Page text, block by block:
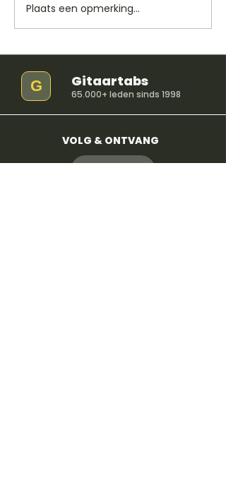
Media player spelen
en pauzeren
Plaats een opmerking...
G Gitaartabs
65.000+ leden sinds 1998
VOLG & ONTVANG